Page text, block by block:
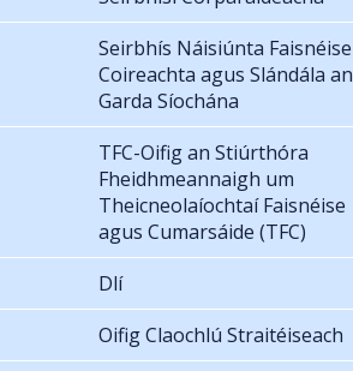
Seirbhís Náisiúnta Faisnéise
Coireachta agus Slándála an
Garda Síochána
TFC-Oifig an Stiúrthóra
Fheidhmeannaigh um
Theicneolaíochtaí Faisnéise
agus Cumarsáide (TFC)
Dlí
Oifig Claochlú Straitéiseach